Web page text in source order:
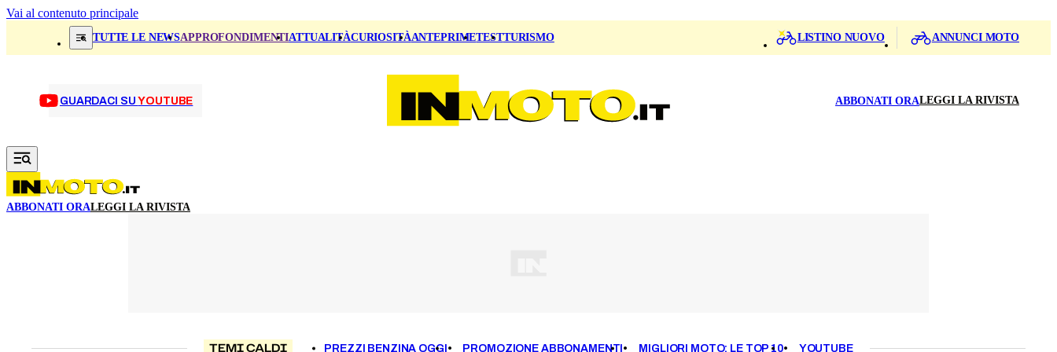
Vai al contenuto principale
TUTTE LE NEWSAPPROFONDIMENTIATTUALITÀCURIOSITÀANTEPRIMETESTTURISMO LISTINO NUOVO ANNUNCI MOTO
GUARDACI SUYOUTUBE ABBONATI ORALEGGI LA RIVISTA
ABBONATI ORALEGGI LA RIVISTA
TEMI CALDI PREZZI BENZINA OGGI PROMOZIONE ABBONAMENTI MIGLIORI MOTO: LE TOP 10 YOUTUBE